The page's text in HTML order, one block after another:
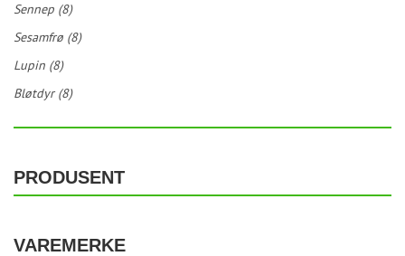
Sennep (8)
Sesamfrø (8)
Lupin (8)
Bløtdyr (8)
PRODUSENT
VAREMERKE